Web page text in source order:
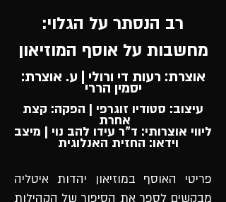
רב הנסתר על הגלוי:
מחשבות על אוסף המוזיאון
אוצרת: רעות די ורולי | ע. אוצרת:
יסמין הררי
עיצוב: סטודיו זוגרפי | הפקה: קצת
אחרת
ליווי אוצרותי: ד"ר עידו להב נוי | מיצב
וידאו: החזית האנלוגית
פריטי האוסף במוזיאון יהדות איטליה
מבקשים לספר את הסיפור של הקהילות